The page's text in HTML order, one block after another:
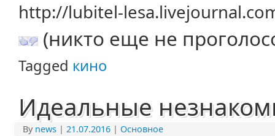
http://lubitel-
(никто еще не
Tagged кино
Идеальные
By news | 21.07.2016 | Основное